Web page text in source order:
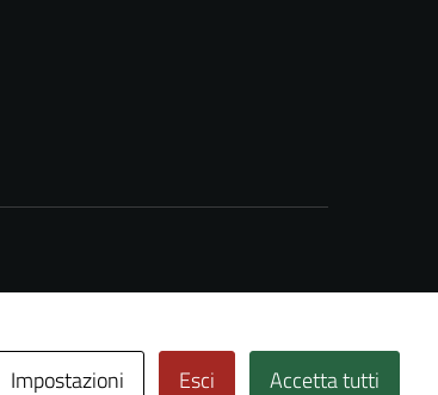
Impostazioni Esci Accetta tutti